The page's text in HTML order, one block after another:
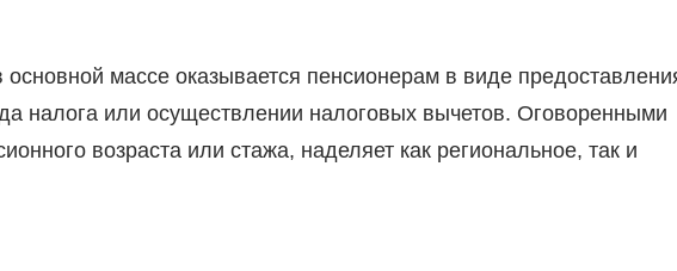
массе оказывается пенсионерам в виде
налога или осуществлении налоговых вычетов. Оговоренными
возраста или стажа, наделяет как региональное, так и